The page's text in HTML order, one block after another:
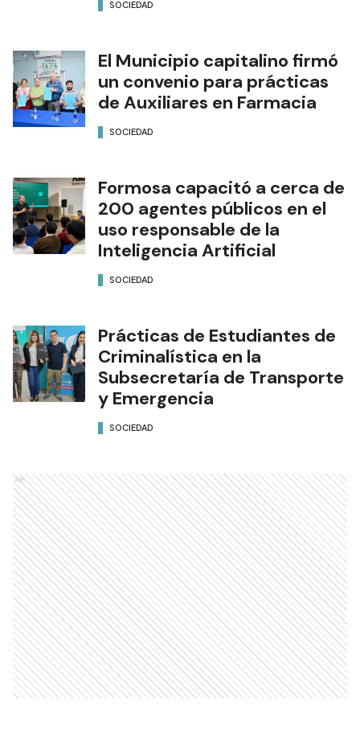
SOCIEDAD
El Municipio capitalino firmó
un convenio para prácticas
de Auxiliares en Farmacia
SOCIEDAD
Formosa capacitó a cerca de
200 agentes públicos en el
uso responsable de la
Inteligencia Artificial
SOCIEDAD
Prácticas de Estudiantes de
Criminalística en la
Subsecretaría de Transporte
y Emergencia
SOCIEDAD
Ads